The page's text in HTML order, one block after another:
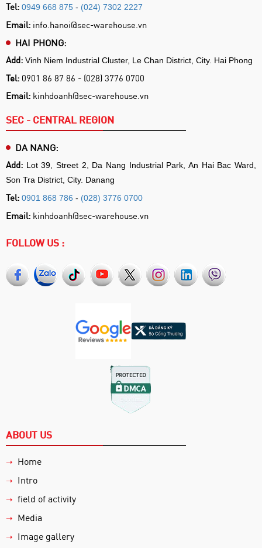
Tel: 0949 668 875 - (024) 7302 2227
Email: info.hanoi@sec-warehouse.vn
HAI PHONG:
Add: Vinh Niem Industrial Cluster, Le Chan District, City. Hai Phong
Tel: 0901 86 87 86 - (028) 3776 0700
Email: kinhdoanh@sec-warehouse.vn
SEC - CENTRAL REGION
DA NANG:
Add: Lot 39, Street 2, Da Nang Industrial Park, An Hai Bac Ward,
Son Tra District, City. Danang
Tel: 0901 868 786 - (028) 3776 0700
Email: kinhdoanh@sec-warehouse.vn
FOLLOW US :
ABOUT US
➝ Home
➝ Intro
➝ field of activity
➝ Media
➝ Image gallery